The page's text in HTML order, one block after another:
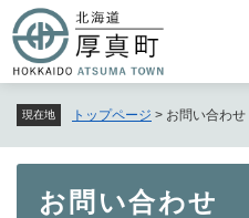
ー
ジ
頭
で
現在地 トップページ > お問い合わせ
お問い合わせ